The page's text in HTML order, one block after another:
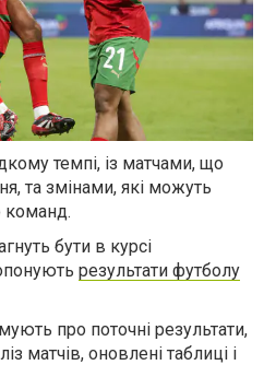
темпі, із матчами, що
та змінами, які можуть
команд.
бути в курсі
результати футболу
про поточні результати,
матчів, оновлені таблиці і